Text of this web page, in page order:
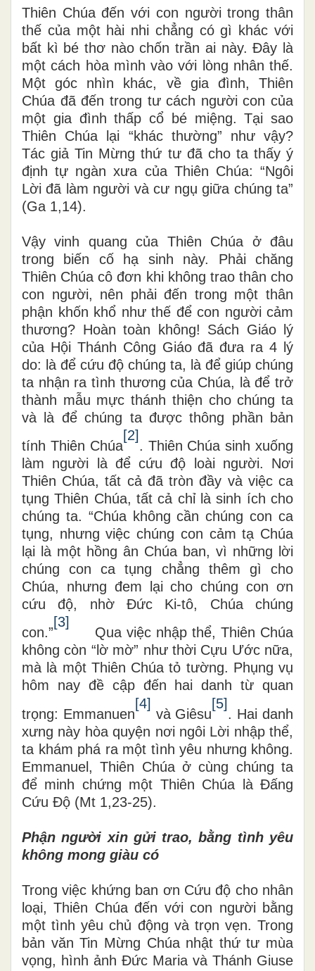
Thiên Chúa đến với con người trong thân
thế của một hài nhi chẳng có gì khác với
bất kì bé thơ nào chốn trần ai này. Đây là
một cách hòa mình vào với lòng nhân thế.
Một góc nhìn khác, về gia đình, Thiên
Chúa đã đến trong tư cách người con của
một gia đình thấp cổ bé miệng. Tại sao
Thiên Chúa lại “khác thường” như vậy?
Tác giả Tin Mừng thứ tư đã cho ta thấy ý
định tự ngàn xưa của Thiên Chúa: “Ngôi
Lời đã làm người và cư ngụ giữa chúng ta”
(Ga 1,14).
Vậy vinh quang của Thiên Chúa ở đâu
trong biến cố hạ sinh này. Phải chăng
Thiên Chúa cô đơn khi không trao thân cho
con người, nên phải đến trong một thân
phận khốn khổ như thế để con người cảm
thương? Hoàn toàn không! Sách Giáo lý
của Hội Thánh Công Giáo đã đưa ra 4 lý
do: là để cứu độ chúng ta, là để giúp chúng
ta nhận ra tình thương của Chúa, là để trở
thành mẫu mực thánh thiện cho chúng ta
và là để chúng ta được thông phần bản
tính Thiên Chúa
[2]
. Thiên Chúa sinh xuống
làm người là để cứu độ loài người. Nơi
Thiên Chúa, tất cả đã tròn đầy và việc ca
tụng Thiên Chúa, tất cả chỉ là sinh ích cho
chúng ta. “Chúa không cần chúng con ca
tụng, nhưng việc chúng con cảm tạ Chúa
lại là một hồng ân Chúa ban, vì những lời
chúng con ca tụng chẳng thêm gì cho
Chúa, nhưng đem lại cho chúng con ơn
cứu độ, nhờ Ðức Ki-tô, Chúa chúng
con.”
[3]
Qua việc nhập thể, Thiên Chúa
không còn “lờ mờ” như thời Cựu Ước nữa,
mà là một Thiên Chúa tỏ tường. Phụng vụ
hôm nay đề cập đến hai danh từ quan
trọng: Emmanuen
[4]
và Giêsu
[5]
. Hai danh
xưng này hòa quyện nơi ngôi Lời nhập thể,
ta khám phá ra một tình yêu nhưng không.
Emmanuel, Thiên Chúa ở cùng chúng ta
để minh chứng một Thiên Chúa là Đấng
Cứu Độ (Mt 1,23-25).
Phận người xin gửi trao, bằng tình yêu
không mong giàu có
Trong việc khứng ban ơn Cứu độ cho nhân
loại, Thiên Chúa đến với con người bằng
một tình yêu chủ động và trọn vẹn. Trong
bản văn Tin Mừng Chúa nhật thứ tư mùa
vọng, hình ảnh Đức Maria và Thánh Giuse